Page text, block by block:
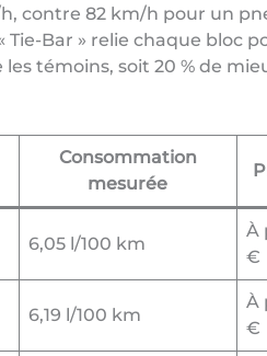
contre 82 km/h pour un
Tie-Bar » relie chaque bloc
témoins, soit 20 % de
Consommation
mesurée
6,05 l/100 km
À
€
6,19 l/100 km
À
€